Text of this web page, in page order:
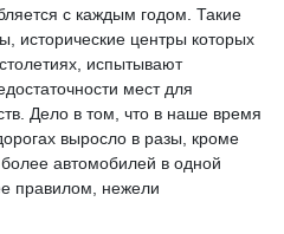
с каждым годом. Такие
исторические центры которых
испытывают
мест для
Дело в том, что в наше время
выросло в разы, кроме
автомобилей в одной
правилом, нежели